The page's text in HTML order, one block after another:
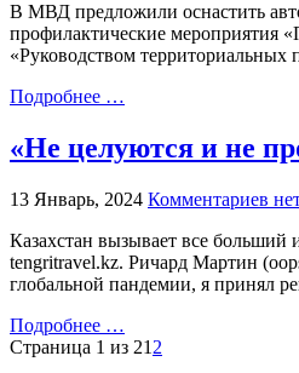
В МВД предложили оснастить
профилактические мероприятия
«Руководством
Подробнее …
«Не целуются и не
13 Январь, 2024 Комментариев
Казахстан вызывает все
tengritravel.kz. Ричард Мартин
глобальной пандемии, я принял
Подробнее …
Страница 1 из 21 2